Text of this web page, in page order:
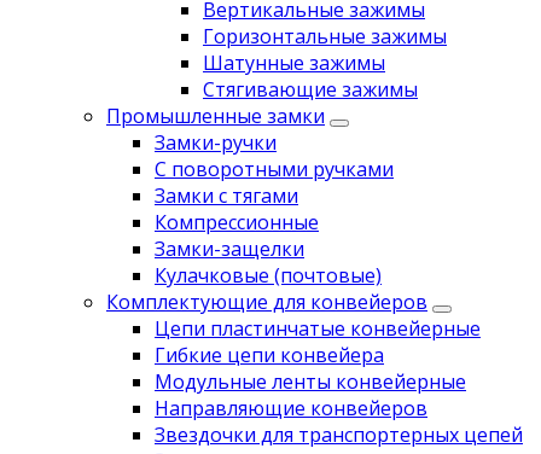
Вертикальные зажимы
Горизонтальные зажимы
Шатунные зажимы
Стягивающие зажимы
Промышленные замки
Замки-ручки
С поворотными ручками
Замки с тягами
Компрессионные
Замки-защелки
Кулачковые (почтовые)
Комплектующие для конвейеров
Цепи пластинчатые конвейерные
Гибкие цепи конвейера
Модульные ленты конвейерные
Направляющие конвейеров
Звездочки для транспортерных цепей